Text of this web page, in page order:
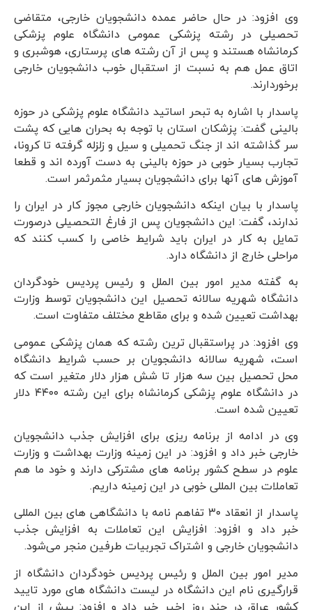
وی افزود: در حال حاضر عمده دانشجویان خارجی، متقاضی
تحصیلی در رشته پزشکی عمومی دانشگاه علوم پزشکی
کرمانشاه هستند و پس از آن رشته های پرستاری، هوشبری و
اتاق عمل هم به نسبت از استقبال خوب دانشجویان خارجی
برخوردارند.
پاسدار با اشاره به تبحر اساتید دانشگاه علوم پزشکی در حوزه
بالینی گفت: پزشکان استان با توجه به بحران هایی که پشت
سر گذاشته اند از جنگ تحمیلی و سیل و زلزله گرفته تا کرونا،
تجارب بسیار خوبی در حوزه بالینی به دست آورده اند و قطعا
آموزش های آنها برای دانشجویان بسیار مثمرثمر است.
پاسدار با بیان اینکه دانشجویان خارجی مجوز کار در ایران را
ندارند، گفت: این دانشجویان پس از فارغ التحصیلی درصورت
تمایل به کار در ایران باید شرایط خاصی را کسب کنند که
مراحلی خارج از دانشگاه دارد.
به گفته مدیر امور بین الملل و رئیس پردیس خودگردان
دانشگاه شهریه سالانه تحصیل این دانشجویان توسط وزارت
بهداشت تعیین شده و برای مقاطع مختلف متفاوت است.
وی افزود: در پراستقبال ترین رشته که همان پزشکی عمومی
است، شهریه سالانه دانشجویان بر حسب شرایط دانشگاه
محل تحصیل بین سه هزار تا شش هزار دلار متغیر است که
در دانشگاه علوم پزشکی کرمانشاه برای این رشته ۴۴۰۰ دلار
تعیین شده است.
وی در ادامه از برنامه ریزی برای افزایش جذب دانشجویان
خارجی خبر داد و افزود: در این زمینه وزارت بهداشت و وزارت
علوم در سطح کشور برنامه های مشترکی دارند و خود ما هم
تعاملات بین المللی خوبی در این زمینه داریم.
پاسدار از انعقاد ۳۰ تفاهم نامه با دانشگاهی های بین المللی
خبر داد و افزود: افزایش این تعاملات به افزایش جذب
دانشجویان خارجی و اشتراک تجربیات طرفین منجر می‌شود.
مدیر امور بین الملل و رئیس پردیس خودگردان دانشگاه از
قرارگیری نام این دانشگاه در لیست دانشگاه های مورد تایید